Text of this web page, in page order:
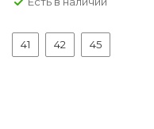
41 42 45